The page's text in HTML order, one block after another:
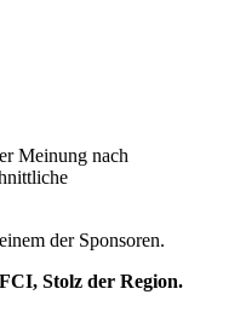
Meinung nach
der Sponsoren.
Stolz der Region.